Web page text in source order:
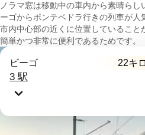
ノラマ窓は移動中の車内から素晴ら
ーゴからポンテベドラ行きの列車が
市内中心部の近くに位置しているこ
簡単かつ非常に便利であるためです。
ビーゴ 22キロ
3 駅